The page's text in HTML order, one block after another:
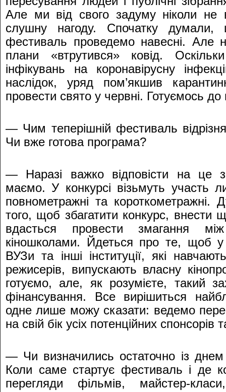
Але ми від свого задуму ніколи не
слушну нагоду. Спочатку думали,
фестиваль проведемо навесні. Але
плани «втрутився» ковід.
інфікувань на коронавірусну
наслідок, уряд пом’якшив
провести свято у червні. Готуємось до
— Чим теперішній фестиваль
Чи вже готова програма?
— Наразі важко відповісти на це
маємо. У конкурсі візьмуть участь
повнометражні та
того, щоб збагатити конкурс,
вдасться провести змагання
кіношколами. Йдеться про те, щоб у
ВУЗи та інші інституції, які
режисерів, випускають власну
готуємо, але, як розумієте, такий
фінансування. Все вирішиться
одне лише можу сказати: ведемо
на свій бік усіх потенційних спонсорів
— Чи визначились остаточно із днем
Коли саме стартує фестиваль і де
перегляди фільмів, майстер-